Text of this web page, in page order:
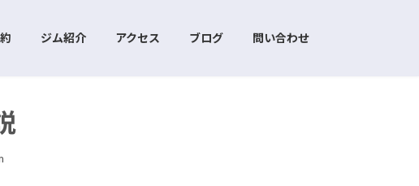
ジム紹介 アクセス ブログ 問い合わせ